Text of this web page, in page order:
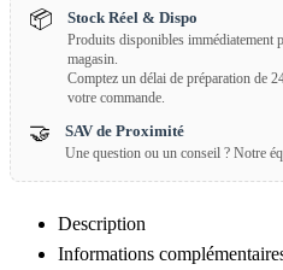
📦 Stock Réel & Dispo
Produits disponibles immédiatement
magasin.
Comptez un délai de préparation de
votre commande.
🤝 SAV de Proximité
Une question ou un conseil ? Notre
Description
Informations